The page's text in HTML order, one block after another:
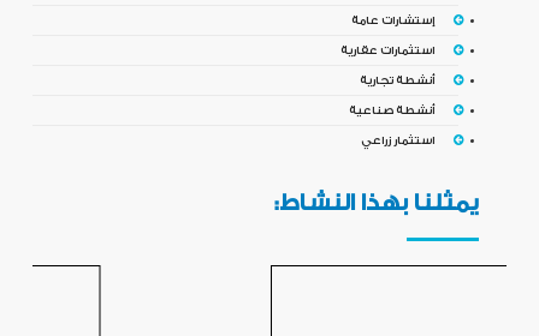
إستشارات عامة
استثمارات عقارية
أنشطة تجارية
أنشطة صناعية
استثمار زراعي
يمثلنا بهذا النشاط: